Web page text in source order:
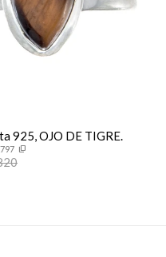
925, OJO DE TIGRE.